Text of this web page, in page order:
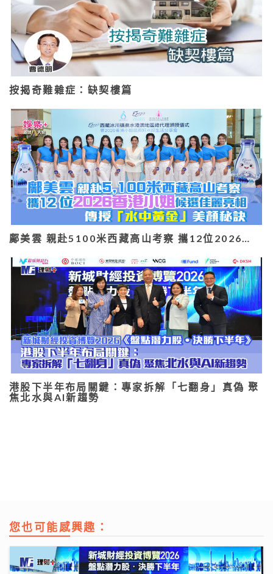
按揭奇難雜症：缺契樓篇
鄺美雲 親赴5100米西藏高山考察 攜12位2026…
港股下半年布局關鍵：專家拆解「七翻身」真偽 聚
焦北水與AI新趨勢
您也可能感興趣：